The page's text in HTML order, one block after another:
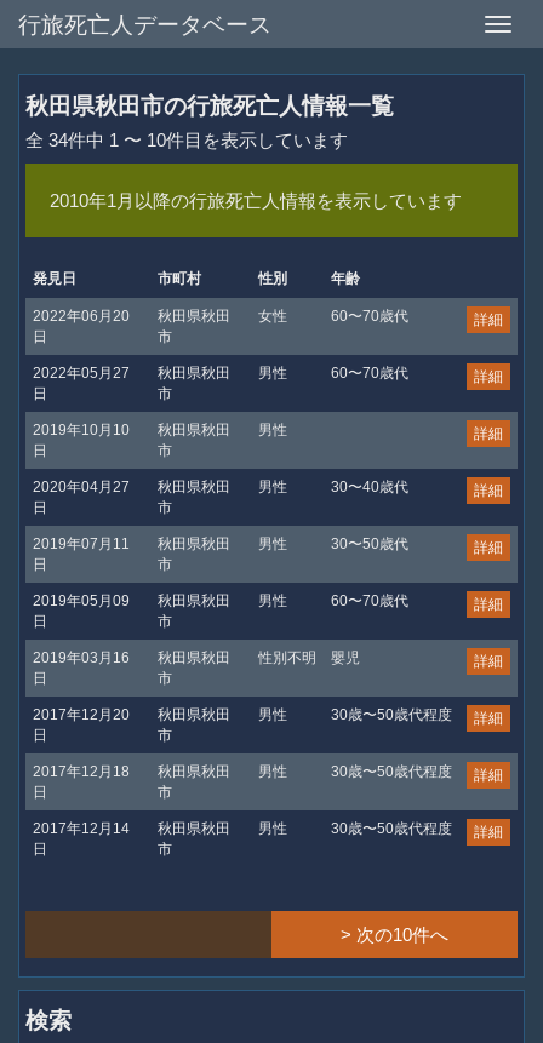
Toggle
行旅死亡人データベース
秋田県秋田市の行旅死亡人情報一覧
全 34件中 1 〜 10件目を表示しています
2010年1月以降の行旅死亡人情報を表示しています
発見日 市町村 性別 年齢
2022年06月20
日
秋田県秋田
市
女性 60〜70歳代 詳細
2022年05月27
日
秋田県秋田
市
男性 60〜70歳代 詳細
2019年10月10
日
秋田県秋田
市
男性 詳細
2020年04月27
日
秋田県秋田
市
男性 30〜40歳代 詳細
2019年07月11
日
秋田県秋田
市
男性 30〜50歳代 詳細
2019年05月09
日
秋田県秋田
市
男性 60〜70歳代 詳細
2019年03月16
日
秋田県秋田
市
性別不明 嬰児 詳細
2017年12月20
日
秋田県秋田
市
男性 30歳〜50歳代程度 詳細
2017年12月18
日
秋田県秋田
市
男性 30歳〜50歳代程度 詳細
2017年12月14
日
秋田県秋田
市
男性 30歳〜50歳代程度 詳細
> 次の10件へ
検索